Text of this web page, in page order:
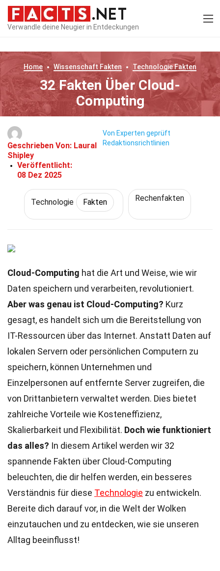
Verwandle deine Neugier in Entdeckungen
Home Wissenschaft Fakten TechnologieFakten
32 Fakten Über Cloud-
Computing
Geschrieben Von: Laural
Shipley
Veröffentlicht:
08 Dez 2025
Von Experten geprüft
Redaktionsrichtlinien
Technologie Fakten Rechenfakten
Cloud-Computing hat die Art und Weise, wie wir
Daten speichern und verarbeiten, revolutioniert.
Aber was genau ist Cloud-Computing? Kurz
gesagt, es handelt sich um die Bereitstellung von
IT-Ressourcen über das Internet. Anstatt Daten auf
lokalen Servern oder persönlichen Computern zu
speichern, können Unternehmen und
Einzelpersonen auf entfernte Server zugreifen, die
von Drittanbietern verwaltet werden. Dies bietet
zahlreiche Vorteile wie Kosteneffizienz,
Skalierbarkeit und Flexibilität. Doch wie funktioniert
das alles? In diesem Artikel werden wir 32
spannende Fakten über Cloud-Computing
beleuchten, die dir helfen werden, ein besseres
Verständnis für diese Technologie zu entwickeln.
Bereite dich darauf vor, in die Welt der Wolken
einzutauchen und zu entdecken, wie sie unseren
Alltag beeinflusst!